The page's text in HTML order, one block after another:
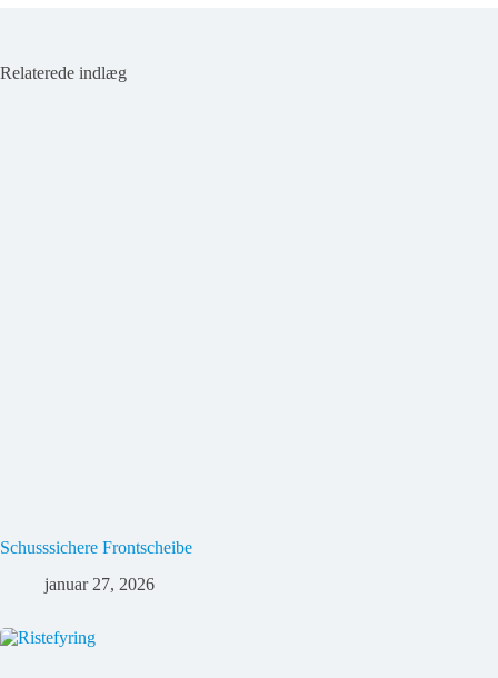
Relaterede indlæg
Schusssichere Frontscheibe
januar 27, 2026